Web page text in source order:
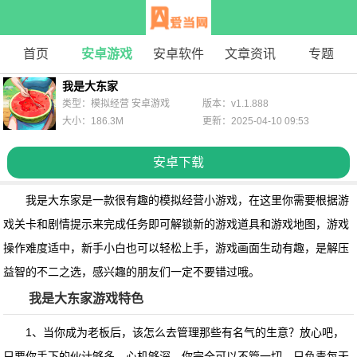
首页 安卓游戏 安卓软件 文章资讯 专题
我是大东家
安卓下载
类型：模拟经营 安卓游戏
版本：v1.1.888
大小：186.3M
更新：2025-04-10 09:53
我是大东家是一款很有趣的模拟经营小游戏，在这里你需要根据游
戏关卡和剧情提示来完成任务即可解锁新的游戏道具和游戏地图，游戏
操作难度适中，新手小白也可以轻松上手，游戏画面生动有趣，是解压
益智的不二之选，感兴趣的朋友们一定不要错过哦。
我是大东家游戏特色
1、当你成为老板后，该怎么去管理那些有名气的生意？放心吧，